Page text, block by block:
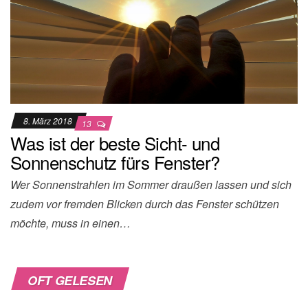
8. März 2018 13
Was ist der beste Sicht- und
Sonnenschutz fürs Fenster?
Wer Sonnenstrahlen im Sommer draußen lassen und sich
zudem vor fremden Blicken durch das Fenster schützen
möchte, muss in einen…
OFT GELESEN